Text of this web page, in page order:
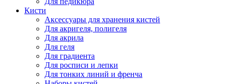
Кисти
Аксессуары для хранения кистей
Для акригеля, полигеля
Для акрила
Для геля
Для градиента
Для росписи и лепки
Для тонких линий и френча